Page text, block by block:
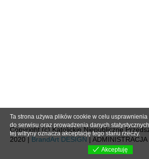
Copyright (c) Katolickie Niepubliczne
2020 | BrandArt DESIGN | ADMINISTRACJA
Ta strona używa plików cookie w celu usprawnienia
do serwisu oraz prowadzenia danych
tej witryny oznacza akceptację tego stanu rzeczy.
Akceptuję